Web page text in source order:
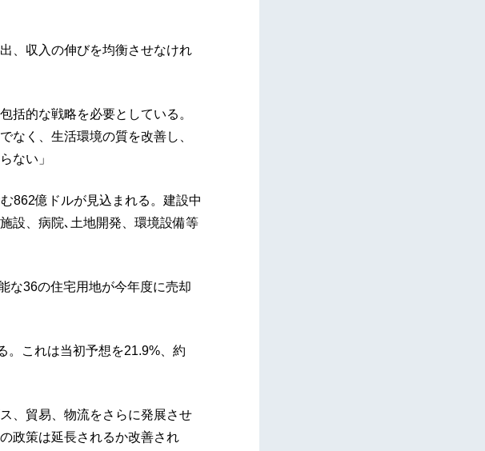
、収入の伸びを均衡させなけれ
括的な戦略を必要としている。
なく、生活環境の質を改善し、
ない」
862億ドルが見込まれる。建設中
設、病院､土地開発、環境設備等
な36の住宅用地が今年度に売却
。これは当初予想を21.9%、約
、貿易、物流をさらに発展させ
政策は延長されるか改善され